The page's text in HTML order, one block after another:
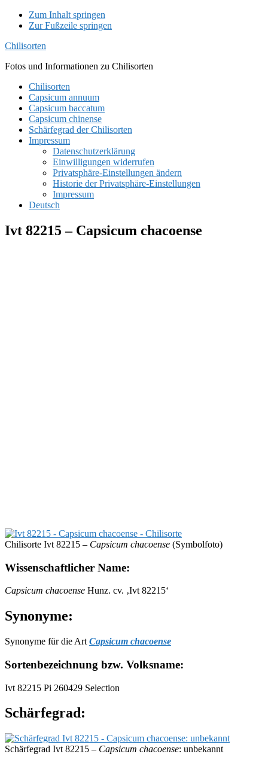
Zum Inhalt springen
Zur Fußzeile springen
Chilisorten
Fotos und Informationen zu Chilisorten
Chilisorten
Capsicum annuum
Capsicum baccatum
Capsicum chinense
Schärfegrad der Chilisorten
Impressum
Datenschutzerklärung
Einwilligungen widerrufen
Privatsphäre-Einstellungen ändern
Historie der Privatsphäre-Einstellungen
Impressum
Deutsch
Ivt 82215 – Capsicum chacoense
Chilisorte Ivt 82215 – Capsicum chacoense (Symbolfoto)
Wissenschaftlicher Name:
Capsicum chacoense Hunz. cv. ‚Ivt 82215‘
Synonyme:
Synonyme für die Art Capsicum chacoense
Sortenbezeichnung bzw. Volksname:
Ivt 82215 Pi 260429 Selection
Schärfegrad:
Schärfegrad Ivt 82215 – Capsicum chacoense: unbekannt